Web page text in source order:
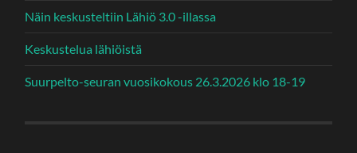
Näin keskusteltiin Lähiö 3.0 -illassa
Keskustelua lähiöistä
Suurpelto-seuran vuosikokous 26.3.2026 klo 18-19